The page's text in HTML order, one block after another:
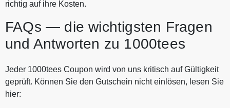
richtig auf ihre Kosten.
FAQs — die wichtigsten Fragen
und Antworten zu 1000tees
Jeder 1000tees Coupon wird von uns kritisch auf Gültigkeit
geprüft. Können Sie den Gutschein nicht einlösen, lesen Sie
hier: